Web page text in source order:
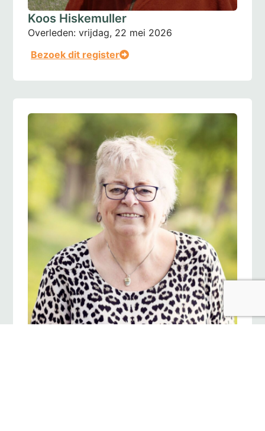
Bezoek dit register
Koos Hiskemuller
Overleden: vrijdag, 22 mei 2026